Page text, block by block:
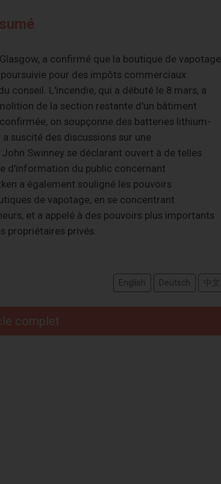
a confirmé que la boutique de vapotage
pour des impôts commerciaux
conseil. L'incendie, qui a débuté le 8 mars, a
de la section restante d'un bâtiment
on soupçonne des batteries lithium-
suscité des discussions sur une
Swinney se déclarant ouvert à de telles
d'information du public concernant
a également souligné les pouvoirs
de vapotage, en se concentrant
et a appelé à des pouvoirs plus importants
propriétaires privés.
English Deutsch 中文
complet